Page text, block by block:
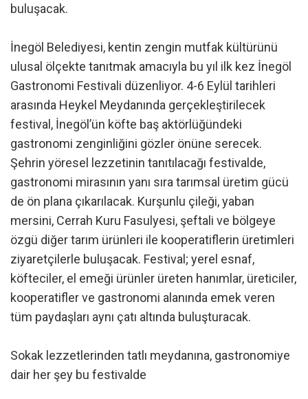
buluşacak.
İnegöl Belediyesi, kentin zengin mutfak kültürünü
ulusal ölçekte tanıtmak amacıyla bu yıl ilk kez İnegöl
Gastronomi Festivali düzenliyor. 4-6 Eylül tarihleri
arasında Heykel Meydanında gerçekleştirilecek
festival, İnegöl’ün köfte baş aktörlüğündeki
gastronomi zenginliğini gözler önüne serecek.
Şehrin yöresel lezzetinin tanıtılacağı festivalde,
gastronomi mirasının yanı sıra tarımsal üretim gücü
de ön plana çıkarılacak. Kurşunlu çileği, yaban
mersini, Cerrah Kuru Fasulyesi, şeftali ve bölgeye
özgü diğer tarım ürünleri ile kooperatiflerin üretimleri
ziyaretçilerle buluşacak. Festival; yerel esnaf,
köfteciler, el emeği ürünler üreten hanımlar, üreticiler,
kooperatifler ve gastronomi alanında emek veren
tüm paydaşları aynı çatı altında buluşturacak.
Sokak lezzetlerinden tatlı meydanına, gastronomiye
dair her şey bu festivalde